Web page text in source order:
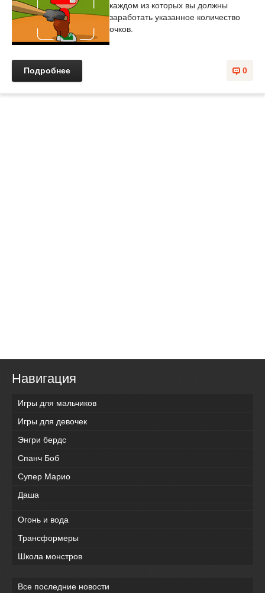
каждом из которых вы должны
заработать указанное количество
очков.
0
Подробнее
Навигация
Игры для мальчиков
Игры для девочек
Энгри бердс
Спанч Боб
Супер Марио
Даша
Огонь и вода
Трансформеры
Школа монстров
Все последние новости